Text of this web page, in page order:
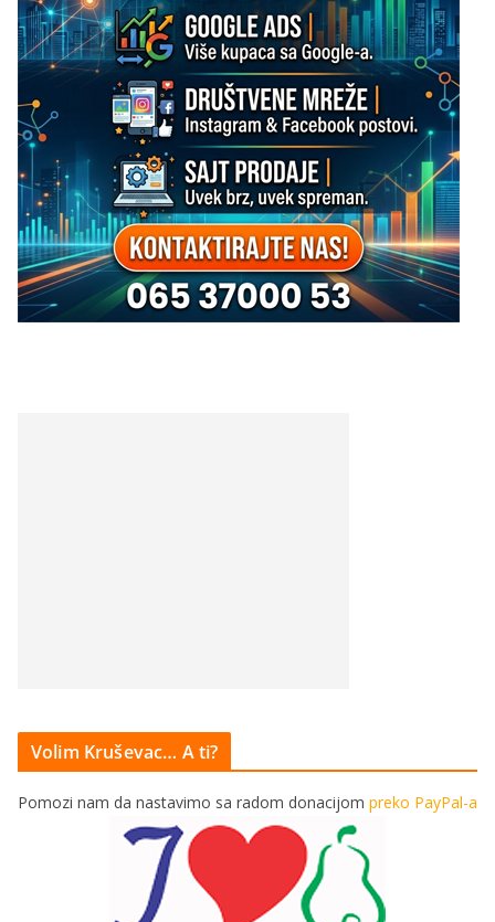
Volim Kruševac… A ti?
Pomozi nam da nastavimo sa radom donacijom preko PayPal-a